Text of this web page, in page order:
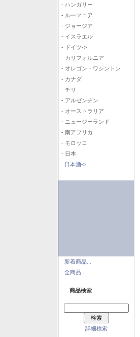
- ハンガリー
- ルーマニア
- ジョージア
- イスラエル
- ドイツ->
- カリフォルニア
- オレゴン・ワシントン
- カナダ
- チリ
- アルゼンチン
- オーストラリア
- ニュージーランド
- 南アフリカ
- モロッコ
- 日本
日本酒->
新着商品...
全商品...
商品検索
詳細検索